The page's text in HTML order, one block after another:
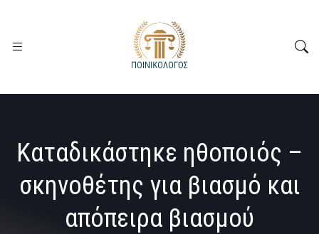
Καταδικάστηκε ηθοποιός –
σκηνοθέτης για βιασμό και
απόπειρα βιασμού